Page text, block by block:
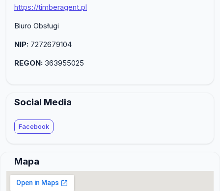
https://timberagent.pl
Biuro Obsługi
NIP: 7272679104
REGON: 363955025
Social Media
Facebook
Mapa